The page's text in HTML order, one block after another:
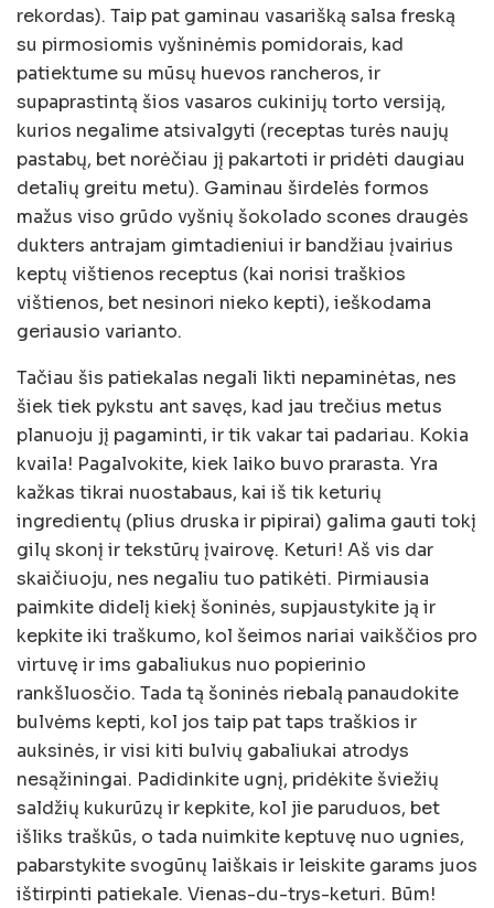
rekordas). Taip pat gaminau vasarišką salsa freską
su pirmosiomis vyšninėmis pomidorais, kad
patiektume su mūsų huevos rancheros, ir
supaprastintą šios vasaros cukinijų torto versiją,
kurios negalime atsivalgyti (receptas turės naujų
pastabų, bet norėčiau jį pakartoti ir pridėti daugiau
detalių greitu metu). Gaminau širdelės formos
mažus viso grūdo vyšnių šokolado scones draugės
dukters antrajam gimtadieniui ir bandžiau įvairius
keptų vištienos receptus (kai norisi traškios
vištienos, bet nesinori nieko kepti), ieškodama
geriausio varianto.
Tačiau šis patiekalas negali likti nepaminėtas, nes
šiek tiek pykstu ant savęs, kad jau trečius metus
planuoju jį pagaminti, ir tik vakar tai padariau. Kokia
kvaila! Pagalvokite, kiek laiko buvo prarasta. Yra
kažkas tikrai nuostabaus, kai iš tik keturių
ingredientų (plius druska ir pipirai) galima gauti tokį
gilų skonį ir tekstūrų įvairovę. Keturi! Aš vis dar
skaičiuoju, nes negaliu tuo patikėti. Pirmiausia
paimkite didelį kiekį šoninės, supjaustykite ją ir
kepkite iki traškumo, kol šeimos nariai vaikščios pro
virtuvę ir ims gabaliukus nuo popierinio
rankšluosčio. Tada tą šoninės riebalą panaudokite
bulvėms kepti, kol jos taip pat taps traškios ir
auksinės, ir visi kiti bulvių gabaliukai atrodys
nesąžiningai. Padidinkite ugnį, pridėkite šviežių
saldžių kukurūzų ir kepkite, kol jie paruduos, bet
išliks traškūs, o tada nuimkite keptuvę nuo ugnies,
pabarstykite svogūnų laiškais ir leiskite garams juos
ištirpinti patiekale. Vienas-du-trys-keturi. Būm!